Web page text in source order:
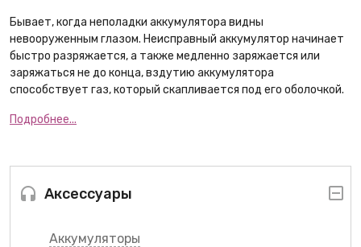
Аксессуары
Аккумуляторы
Бывает, когда неполадки аккумулятора видны
невооруженным глазом. Неисправный аккумулятор начинает
быстро разряжается, а также медленно заряжается или
заряжаться не до конца, вздутию аккумулятора
способствует газ, который скапливается под его оболочкой.
Подробнее...